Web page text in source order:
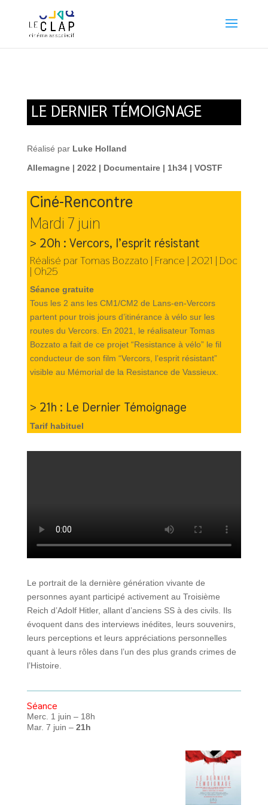
LE DERNIER TÉMOIGNAGE
Réalisé par Luke Holland
Allemagne | 2022 | Documentaire | 1h34 | VOSTF
Ciné-Rencontre
Mardi 7 juin
> 20h : Vercors, l’esprit résistant
Réalisé par Tomas Bozzato | France | 2021 | Doc
| 0h25
Séance gratuite
Tous les 2 ans les CM1/CM2 de Lans-en-Vercors
partent pour trois jours d’itinérance à vélo sur les
routes du Vercors. En 2021, le réalisateur Tomas
Bozzato a fait de ce projet “Resistance à vélo” le fil
conducteur de son film “Vercors, l’esprit résistant”
visible au Mémorial de la Resistance de Vassieux.
> 21h : Le Dernier Témoignage
Tarif habituel
Le portrait de la dernière génération vivante de
personnes ayant participé activement au Troisième
Reich d’Adolf Hitler, allant d’anciens SS à des civils. Ils
évoquent dans des interviews inédites, leurs souvenirs,
leurs perceptions et leurs appréciations personnelles
quant à leurs rôles dans l’un des plus grands crimes de
l’Histoire.
Séance
Merc. 1 juin – 18h
Mar. 7 juin – 21h